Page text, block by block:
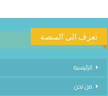
تعرف الى المنصة
الرئيسية
من نحن